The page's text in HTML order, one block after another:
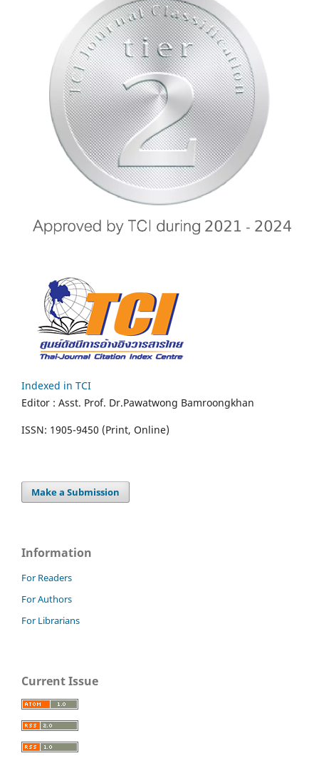
Indexed in TCI
Editor : Asst. Prof. Dr.Pawatwong Bamroongkhan
ISSN: 1905-9450 (Print, Online)
Make a Submission
Information
For Readers
For Authors
For Librarians
Current Issue